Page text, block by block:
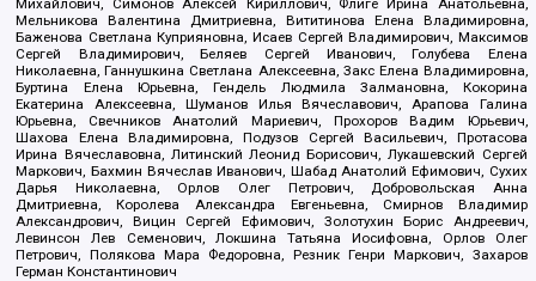
Мельникова Валентина Дмитриевна, Вититинова Елена Владимировна,
Баженова Светлана Куприяновна, Исаев Сергей Владимирович, Максимов
Сергей Владимирович, Беляев Сергей Иванович, Голубева Елена
Николаевна, Ганнушкина Светлана Алексеевна, Закс Елена Владимировна,
Буртина Елена Юрьевна, Гендель Людмила Залмановна, Кокорина
Екатерина Алексеевна, Шуманов Илья Вячеславович, Арапова Галина
Юрьевна, Свечников Анатолий Мариевич, Прохоров Вадим Юрьевич,
Шахова Елена Владимировна, Подузов Сергей Васильевич, Протасова
Ирина Вячеславовна, Литинский Леонид Борисович, Лукашевский Сергей
Маркович, Бахмин Вячеслав Иванович, Шабад Анатолий Ефимович, Сухих
Дарья Николаевна, Орлов Олег Петрович, Добровольская Анна
Дмитриевна, Королева Александра Евгеньевна, Смирнов Владимир
Александрович, Вицин Сергей Ефимович, Золотухин Борис Андреевич,
Левинсон Лев Семенович, Локшина Татьяна Иосифовна, Орлов Олег
Петрович, Полякова Мара Федоровна, Резник Генри Маркович, Захаров
Герман Константинович